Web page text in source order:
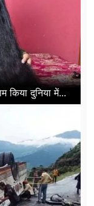
किया दुनिया में...